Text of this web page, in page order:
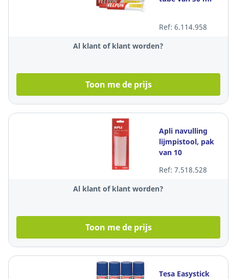
Ref: 6.114.958
Al klant of klant worden?
Toon me de prijs
Apli navulling
lijmpistool, pak
van 10
Ref: 7.518.528
Al klant of klant worden?
Toon me de prijs
Tesa Easystick